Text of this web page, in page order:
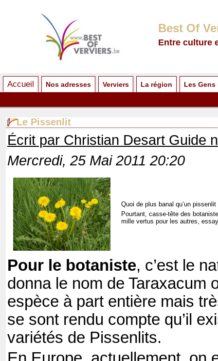
Best Of
Entre culture
Accueil Nos adresses Verviers La région Les Gens
Le Pissenlit
Écrit par Christian Desart Guide
Mercredi, 25 Mai 2011 20:20
Quoi de plus banal qu’un pissenlit
Pourtant, casse-tête des
mille vertus pour les autres,
Pour le botaniste, c’est le
donna le nom de Taraxacum
espèce à part entière mais
se sont rendu compte qu’il
variétés de Pissenlits.